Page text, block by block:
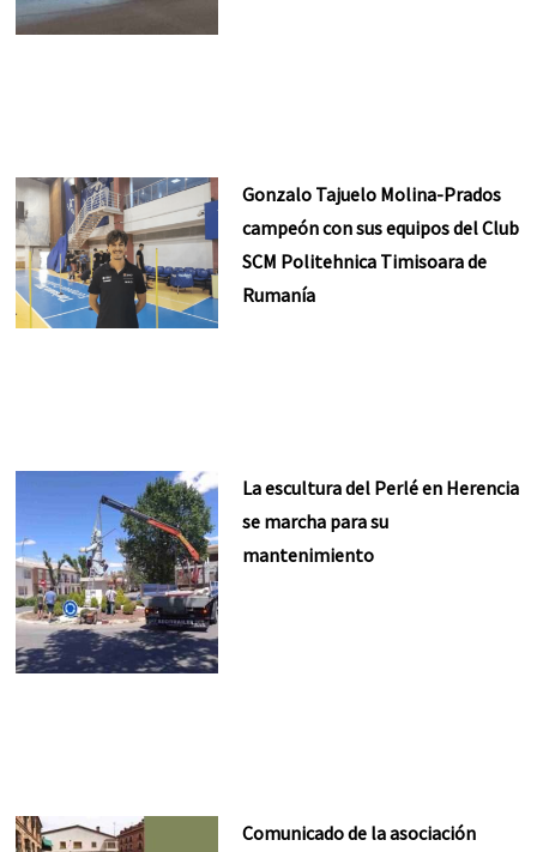
Gonzalo Tajuelo Molina-Prados
campeón con sus equipos del Club
SCM Politehnica Timisoara de
Rumanía
La escultura del Perlé en Herencia
se marcha para su
mantenimiento
Comunicado de la asociación